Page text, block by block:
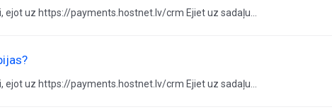
ejot uz https://payments.hostnet.lv/crm Ejiet uz sadaļu...
ejot uz https://payments.hostnet.lv/crm Ejiet uz sadaļu...